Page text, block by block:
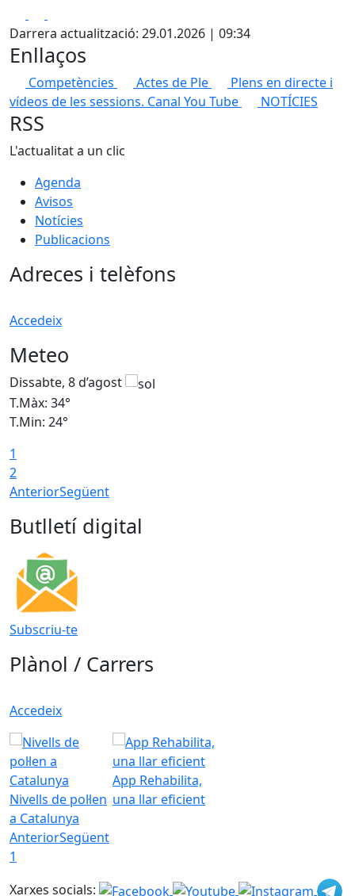
Darrera actualització: 29.01.2026 | 09:34
Enllaços
Competències Actes de Ple
Plens en directe i
vídeos de les sessions. Canal You Tube
NOTÍCIES
RSS
L'actualitat a un clic
Agenda
Avisos
Notícies
Publicacions
Adreces i telèfons
Accedeix
Meteo
Dissabte, 8 d’agost
T.Màx: 34°
T.Min: 24°
1
2
AnteriorSegüent
Butlletí digital
Subscriu-te
Plànol / Carrers
Accedeix
Nivells de pol·len
a Catalunya
App Rehabilita,
una llar eficient
AnteriorSegüent
1
Xarxes socials: